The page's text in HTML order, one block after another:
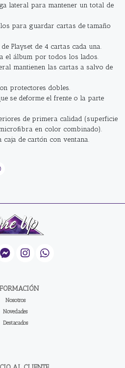
lateral para mantener un total de
para guardar cartas de tamaño
Playset de 4 cartas cada una.
el álbum por todos los lados.
mantienen las cartas a salvo de
protectores dobles.
se deforme el frente o la parte
de primera calidad (superficie
en color combinado).
de cartón con ventana.
Nosotros
Novedades
Destacados